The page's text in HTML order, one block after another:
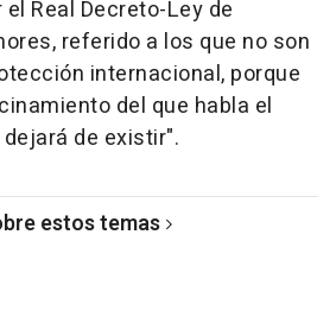
Real Decreto-Ley de
referido a los que no son
internacional, porque
del que habla el
de existir".
estos temas